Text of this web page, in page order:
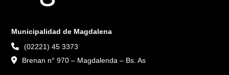
Municipalidad de Magdalena
(02221) 45 3373
Brenan n° 970 – Magdalenda – Bs. As